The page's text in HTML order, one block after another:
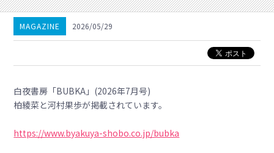
MAGAZINE 2026/05/29
白夜書房「BUBKA」(2026年7月号)
柏綾菜と河村果歩が掲載されています。
https://www.byakuya-shobo.co.jp/bubka